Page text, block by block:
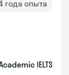
года опыта
IELTS